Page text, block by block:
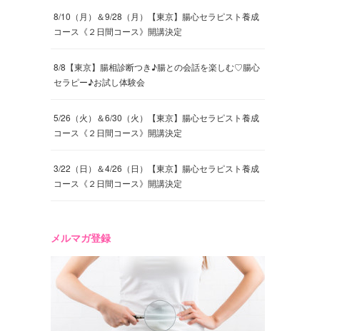
8/10（月）＆9/28（月）【東京】腸心セラピスト養成
コース《２日間コース》開講決定
8/8【東京】腸相診断つき♪腸との会話を楽しむ♡腸心
セラピー♪お試し体験会
5/26（火）＆6/30（火）【東京】腸心セラピスト養成
コース《２日間コース》開講決定
3/22（日）＆4/26（日）【東京】腸心セラピスト養成
コース《２日間コース》開講決定
メルマガ登録